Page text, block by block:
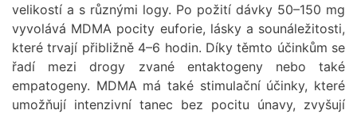
velikostí a s různými logy. Po požití dávky 50–150 mg
vyvolává MDMA pocity euforie, lásky a sounáležitosti,
které trvají přibližně 4–6 hodin. Díky těmto účinkům se
řadí mezi drogy zvané entaktogeny nebo také
empatogeny. MDMA má také stimulační účinky, které
umožňují intenzivní tanec bez pocitu únavy, zvyšují